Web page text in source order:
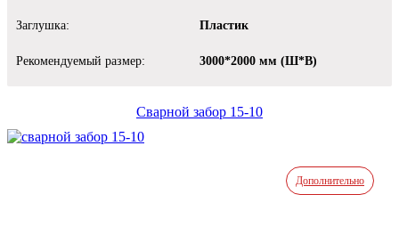
Заглушка: Пластик
Рекомендуемый размер: 3000*2000 мм (Ш*В)
Сварной забор 15-10
Дополнительно